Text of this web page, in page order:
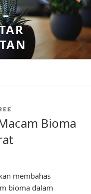
–
Bioma
membahas
bioma dalam